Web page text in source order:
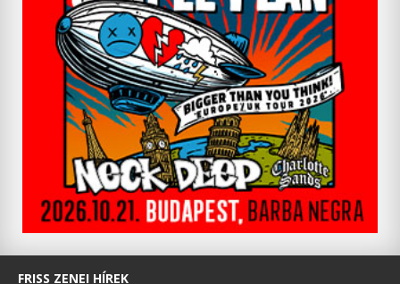
FRISS ZENEI HÍREK